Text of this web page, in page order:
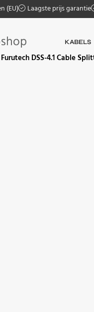
(EU) Laagste prijs garantie
KABELS
Furutech DSS-4.1 Cable